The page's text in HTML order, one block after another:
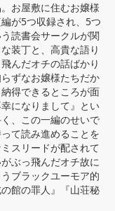
お屋敷に住むお嬢様
が5つ収録され、5つ
読書会サークルが関
装丁と、高貴な語り
んだオチの話ばかり
ずなお嬢様たちだか
得できるところが面
になりまして』とい
、この一編のせいで
て読み進めることを
スリードが配されて
ぶっ飛んだオチ故に
ブラックユーモア的
館の罪人』『山荘秘